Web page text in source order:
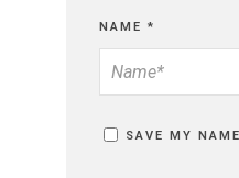
NAME *
SAVE MY